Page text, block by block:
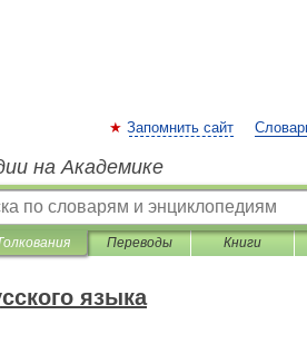
Запомнить сайт
на Академике
Переводы Книги
языка